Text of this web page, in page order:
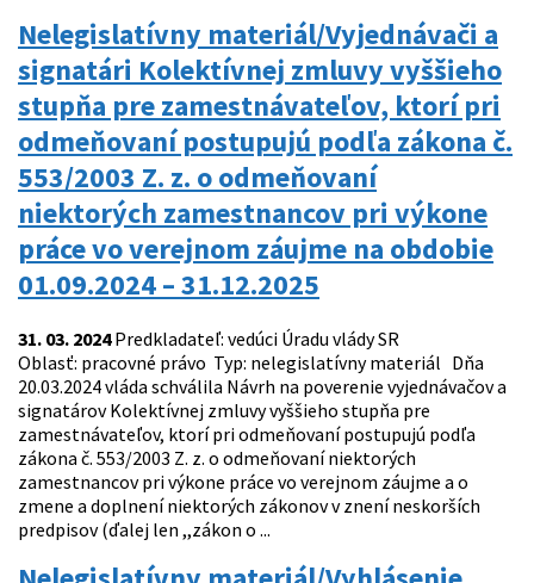
Nelegislatívny materiál/Vyjednávači a
signatári Kolektívnej zmluvy vyššieho
stupňa pre zamestnávateľov, ktorí pri
odmeňovaní postupujú podľa zákona č.
553/2003 Z. z. o odmeňovaní
niektorých zamestnancov pri výkone
práce vo verejnom záujme na obdobie
01.09.2024 – 31.12.2025
31. 03. 2024Predkladateľ: vedúci Úradu vlády SR
Oblasť: pracovné právo Typ: nelegislatívny materiál Dňa
20.03.2024 vláda schválila Návrh na poverenie vyjednávačov a
signatárov Kolektívnej zmluvy vyššieho stupňa pre
zamestnávateľov, ktorí pri odmeňovaní postupujú podľa
zákona č. 553/2003 Z. z. o odmeňovaní niektorých
zamestnancov pri výkone práce vo verejnom záujme a o
zmene a doplnení niektorých zákonov v znení neskorších
predpisov (ďalej len ,,zákon o ...